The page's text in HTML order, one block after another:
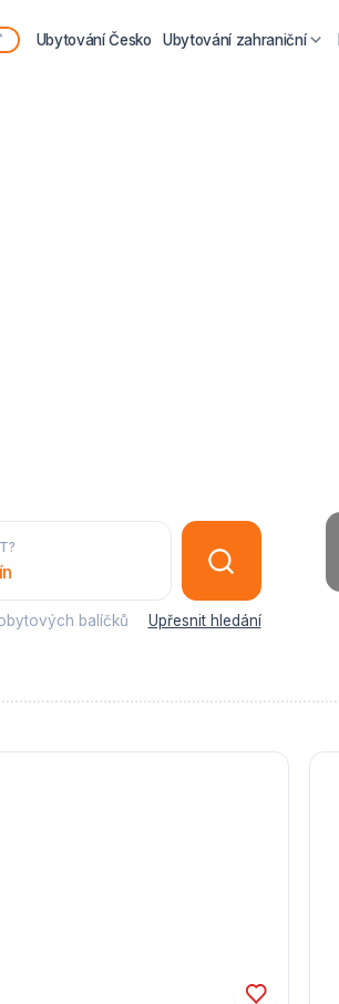
Ubytování Česko Ubytování zahraniční
balíčků Upřesnit hledání